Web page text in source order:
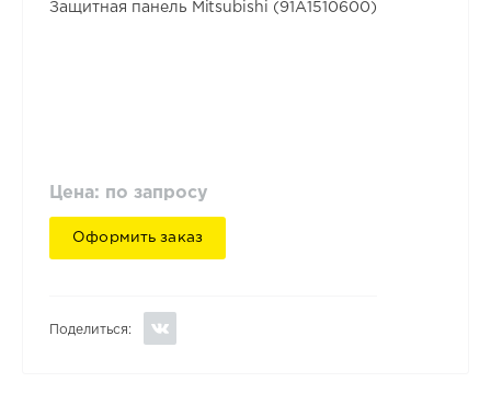
Защитная панель Mitsubishi (91A1510600)
Цена: по запросу
Оформить заказ
Поделиться: